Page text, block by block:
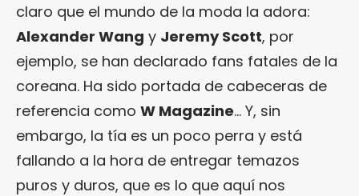
claro que el mundo de la moda la adora:
Alexander Wang y Jeremy Scott, por
ejemplo, se han declarado fans fatales de la
coreana. Ha sido portada de cabeceras de
referencia como W Magazine… Y, sin
embargo, la tía es un poco perra y está
fallando a la hora de entregar temazos
puros y duros, que es lo que aquí nos